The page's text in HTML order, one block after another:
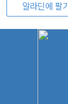
알라딘에 팔기